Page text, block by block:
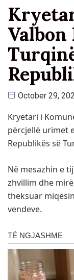
October 29,
Kryetari i
përcjellë urimet
Republikës së
Në mesazhin e
zhvillim dhe
theksuar
vendeve.